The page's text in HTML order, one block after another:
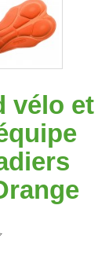
vélo et